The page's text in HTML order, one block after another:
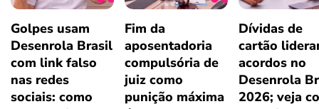
Golpes usam
Desenrola Brasil
com link falso
nas redes
sociais: como
Fim da
aposentadoria
compulsória de
juiz como
punição máxima
Dívidas de
cartão
acordos no
Desenrola
2026; veja